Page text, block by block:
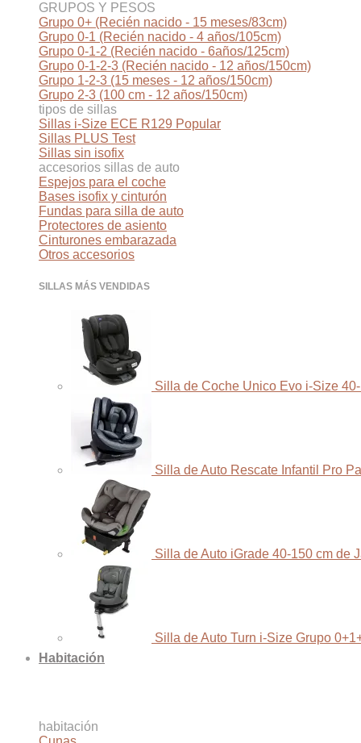
GRUPOS Y PESOS
Grupo 0+ (Recién nacido - 15 meses/83cm)
Grupo 0-1 (Recién nacido - 4 años/105cm)
Grupo 0-1-2 (Recién nacido - 6años/125cm)
Grupo 0-1-2-3 (Recién nacido - 12 años/150cm)
Grupo 1-2-3 (15 meses - 12 años/150cm)
Grupo 2-3 (100 cm - 12 años/150cm)
tipos de sillas
Sillas i-Size ECE R129
Sillas PLUS Test
Sillas sin isofix
accesorios sillas de auto
Espejos para el coche
Bases isofix y cinturón
Fundas para silla de auto
Protectores de asiento
Cinturones embarazada
Otros accesorios
SILLAS MÁS VENDIDAS
Silla de Coche Unico Evo i-Size
Silla de Auto Rescate Infantil Pro
Silla de Auto iGrade 40-150 cm de
Silla de Auto Turn i-Size Grupo
Habitación
habitación